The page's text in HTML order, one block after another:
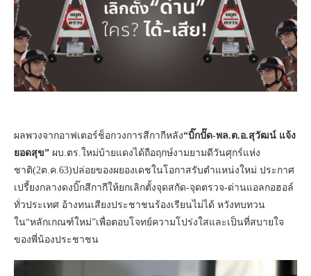
ผลพวงจากอาฟเตอร์ช็อกวงการสีกากีหลัง“บิ๊กปั๊ด-พล.ต.อ.สุวัฒน์ แจ้ง
ยอดสุข” ผบ.ตร.ใหม่บ้ายแดงได้ถือฤกษ์งามยามดีวันศุกร์แห่ง
ชาติ(2ต.ค.63)ปล่อยของผยองเดชในโอกาสรับตำแหน่งใหม่ ประกาศ
เปรี้ยงกลางดงบิ๊กสีกากีให้ยกเลิกตั้งจุดสกัด-จุดตรวจ-ด่านแอลกอฮอล์
ทั่วประเทศ อ้างทนเสียงประชาชนร้องเรียนไม่ได้ หวังทบทวน
ใน“หลักเกณฑ์ใหม่”เพื่อตอบโจทย์ความโปร่งใสและเป็นที่สบายใจ
ของพี่น้องประชาชน